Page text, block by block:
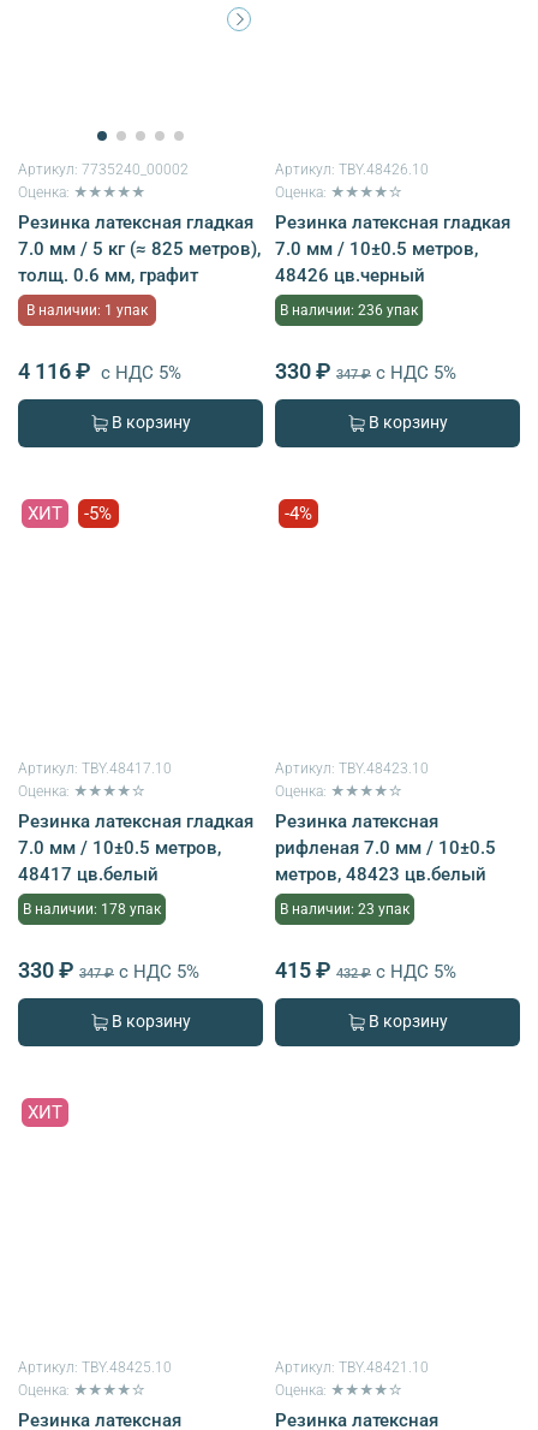
Артикул: 7735240_00002
Оценка: ★★★★★
Резинка латексная гладкая
7.0 мм / 5 кг (≈ 825 метров),
толщ. 0.6 мм, графит
В наличии: 1 упак
4 116 ₽ с НДС 5%
В корзину
Артикул: TBY.48426.10
Оценка: ★★★★☆
Резинка латексная гладкая
7.0 мм / 10±0.5 метров,
48426 цв.черный
В наличии: 236 упак
330 ₽ 347 ₽ с НДС 5%
В корзину
ХИТ -5%
Артикул: TBY.48417.10
Оценка: ★★★★☆
Резинка латексная гладкая
7.0 мм / 10±0.5 метров,
48417 цв.белый
В наличии: 178 упак
330 ₽ 347 ₽ с НДС 5%
В корзину
-4%
Артикул: TBY.48423.10
Оценка: ★★★★☆
Резинка латексная
рифленая 7.0 мм / 10±0.5
метров, 48423 цв.белый
В наличии: 23 упак
415 ₽ 432 ₽ с НДС 5%
В корзину
ХИТ
Артикул: TBY.48425.10
Оценка: ★★★★☆
Резинка латексная
Артикул: TBY.48421.10
Оценка: ★★★★☆
Резинка латексная